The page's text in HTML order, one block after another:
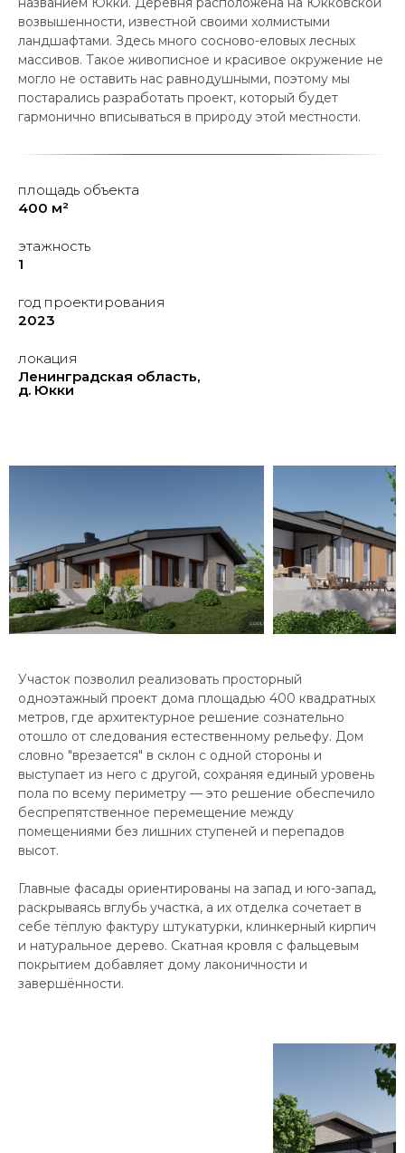
возвышенности, известной своими холмистыми
ландшафтами. Здесь много сосново-еловых лесных
массивов. Такое живописное и красивое окружение не
могло не оставить нас равнодушными, поэтому мы
постарались разработать проект, который будет
гармонично вписываться в природу этой местности.
площадь объекта
400 м²
этажность
1
год проектирования
2023
локация
Ленинградская область,
д. Юкки
Участок позволил реализовать просторный
одноэтажный проект дома площадью 400 квадратных
метров, где архитектурное решение сознательно
отошло от следования естественному рельефу. Дом
словно "врезается" в склон с одной стороны и
выступает из него с другой, сохраняя единый уровень
пола по всему периметру — это решение обеспечило
беспрепятственное перемещение между
помещениями без лишних ступеней и перепадов
высот.
Главные фасады ориентированы на запад и юго-запад,
раскрываясь вглубь участка, а их отделка сочетает в
себе тёплую фактуру штукатурки, клинкерный кирпич
и натуральное дерево. Скатная кровля с фальцевым
покрытием добавляет дому лаконичности и
завершённости.